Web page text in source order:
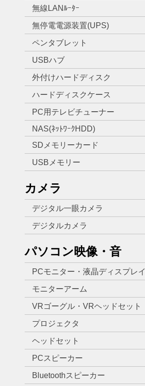
無線LANﾙｰﾀｰ
無停電電源装置(UPS)
ペンタブレット
USBハブ
外付けハードディスク
ハードディスクケース
PC用テレビチューナー
NAS(ﾈｯﾄﾜｰｸHDD)
SDメモリーカード
USBメモリー
カメラ
デジタル一眼カメラ
デジタルカメラ
パソコン映像・音
PCモニター・液晶ディスプレイ
モニターアーム
VRゴーグル・VRヘッドセット
プロジェクタ
ヘッドセット
PCスピーカー
Bluetoothスピーカー